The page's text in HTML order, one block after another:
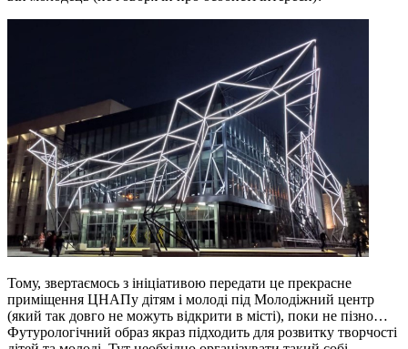
Тому, звертаємось з ініціативою передати це прекрасне
приміщення ЦНАПу дітям і молоді під Молодіжний центр
(який так довго не можуть відкрити в місті), поки не пізно…
Футурологічний образ якраз підходить для розвитку творчості